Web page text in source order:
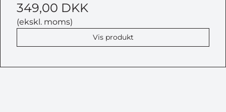
349,00 DKK
(ekskl. moms)
Vis produkt